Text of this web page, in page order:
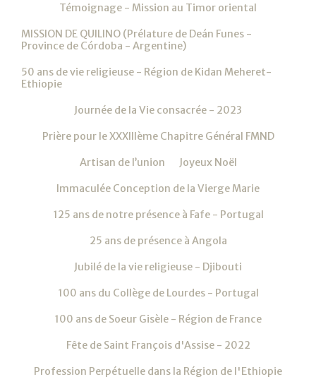
Témoignage - Mission au Timor oriental
MISSION DE QUILINO (Prélature de Deán Funes -
Province de Córdoba - Argentine)
50 ans de vie religieuse - Région de Kidan Meheret-
Ethiopie
Journée de la Vie consacrée - 2023
Prière pour le XXXIIIème Chapitre Général FMND
Artisan de l’union Joyeux Noël
Immaculée Conception de la Vierge Marie
125 ans de notre présence à Fafe - Portugal
25 ans de présence à Angola
Jubilé de la vie religieuse - Djibouti
100 ans du Collège de Lourdes - Portugal
100 ans de Soeur Gisèle - Région de France
Fête de Saint François d'Assise - 2022
Profession Perpétuelle dans la Région de l'Ethiopie